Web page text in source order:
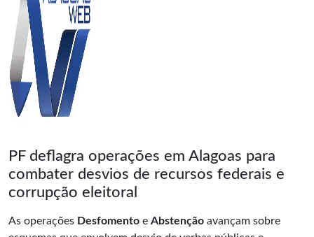
PF deflagra operações em Alagoas para
combater desvios de recursos federais e
corrupção eleitoral
As operações Desfomento e Abstenção avançam sobre